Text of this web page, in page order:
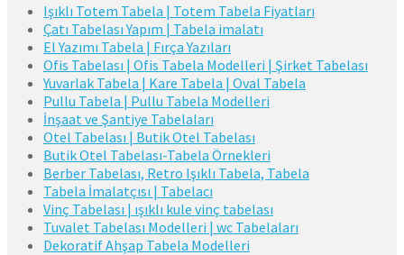
Işıklı Totem Tabela | Totem Tabela Fiyatları
Çatı Tabelası Yapım | Tabela imalatı
El Yazımı Tabela | Fırça Yazıları
Ofis Tabelası | Ofis Tabela Modelleri | Şirket Tabelası
Yuvarlak Tabela | Kare Tabela | Oval Tabela
Pullu Tabela | Pullu Tabela Modelleri
İnşaat ve Şantiye Tabelaları
Otel Tabelası | Butik Otel Tabelası
Butik Otel Tabelası-Tabela Örnekleri
Berber Tabelası, Retro Işıklı Tabela, Tabela
Tabela İmalatçısı | Tabelacı
Vinç Tabelası | ışıklı kule vinç tabelası
Tuvalet Tabelası Modelleri | wc Tabelaları
Dekoratif Ahşap Tabela Modelleri